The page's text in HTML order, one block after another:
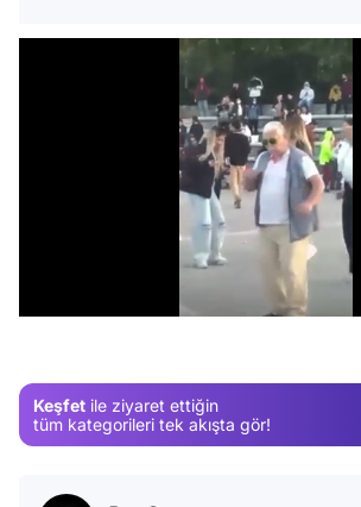
Keşfet ile ziyaret ettiğin
tüm kategorileri tek akışta gör!